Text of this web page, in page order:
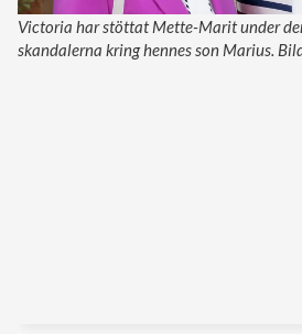
Victoria har stöttat Mette-Marit under
skandalerna kring hennes son Marius.